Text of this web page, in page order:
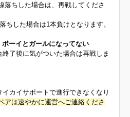
落ちした場合は、再戦してくださ
ちした場合は1本負けとなります。
ーイとガールになってない
了後に気がついた場合は再戦しま
カイサポートで進行できなくなり
アは速やかに運営へご連絡くださ